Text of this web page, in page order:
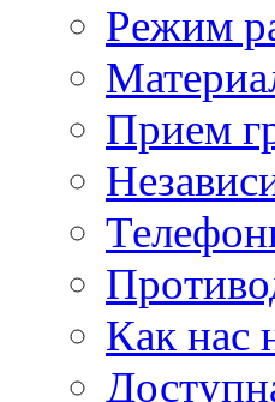
Режим
Прием
Как нас